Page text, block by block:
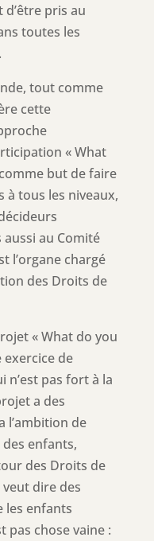
pris au
toutes les
tout comme
cette
« What
but de faire
à tous les niveaux,
au Comité
l’organe chargé
des Droits de
« What do you
exercice de
n’est pas fort à la
a des
l’ambition de
enfants,
des Droits de
veut dire des
les enfants
pas chose vaine :